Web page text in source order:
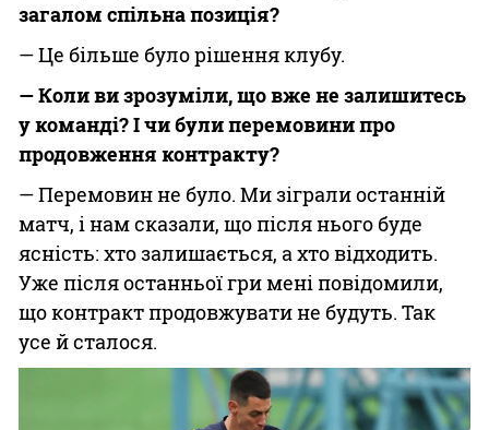
загалом спільна позиція?
— Це більше було рішення клубу.
— Коли ви зрозуміли, що вже не залишитесь
у команді? І чи були перемовини про
продовження контракту?
— Перемовин не було. Ми зіграли останній
матч, і нам сказали, що після нього буде
ясність: хто залишається, а хто відходить.
Уже після останньої гри мені повідомили,
що контракт продовжувати не будуть. Так
усе й сталося.